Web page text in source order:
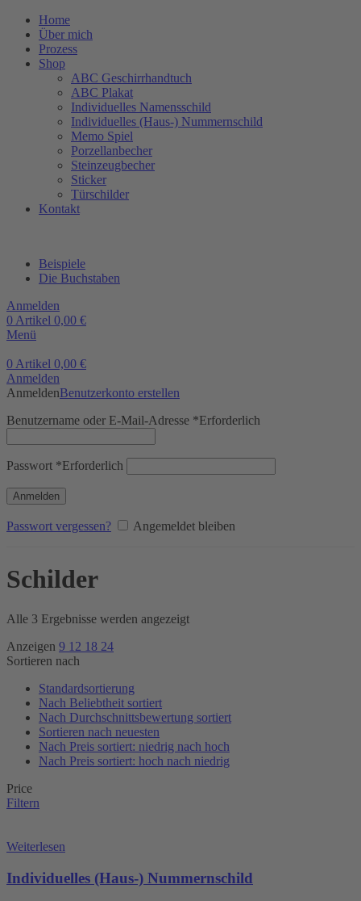
Home
Über mich
Prozess
Shop
ABC Geschirrhandtuch
ABC Plakat
Individuelles Namensschild
Individuelles (Haus-) Nummernschild
Memo Spiel
Porzellanbecher
Steinzeugbecher
Sticker
Türschilder
Kontakt
Beispiele
Die Buchstaben
Anmelden
0 Artikel 0,00 €
Menü
0 Artikel 0,00 €
Anmelden
AnmeldenBenutzerkonto erstellen
Benutzername oder E-Mail-Adresse *Erforderlich
Passwort *Erforderlich
Anmelden
Passwort vergessen? Angemeldet bleiben
Schilder
Alle 3 Ergebnisse werden angezeigt
Anzeigen 9 12 18 24
Sortieren nach
Standardsortierung
Nach Beliebtheit sortiert
Nach Durchschnittsbewertung sortiert
Sortieren nach neuesten
Nach Preis sortiert: niedrig nach hoch
Nach Preis sortiert: hoch nach niedrig
Price
Filtern
Weiterlesen
Individuelles (Haus-) Nummernschild